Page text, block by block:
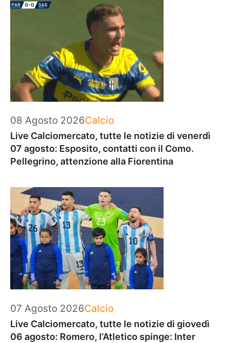
08 Agosto 2026Categorie
Calcio
Live Calciomercato, tutte le notizie di venerdì
07 agosto: Esposito, contatti con il Como.
Pellegrino, attenzione alla Fiorentina
07 Agosto 2026Categorie
Calcio
Live Calciomercato, tutte le notizie di giovedì
06 agosto: Romero, l’Atletico spinge: Inter